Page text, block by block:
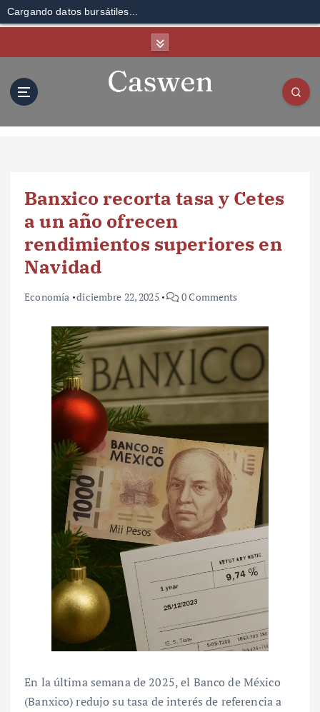
Cargando datos bursátiles...
Banxico recorta tasa y Cetes
a un año ofrecen
rendimientos superiores en
Navidad
Economía diciembre 22, 2025 0 Comments
En la última semana de 2025, el Banco de México
(Banxico) redujo su tasa de interés de referencia a